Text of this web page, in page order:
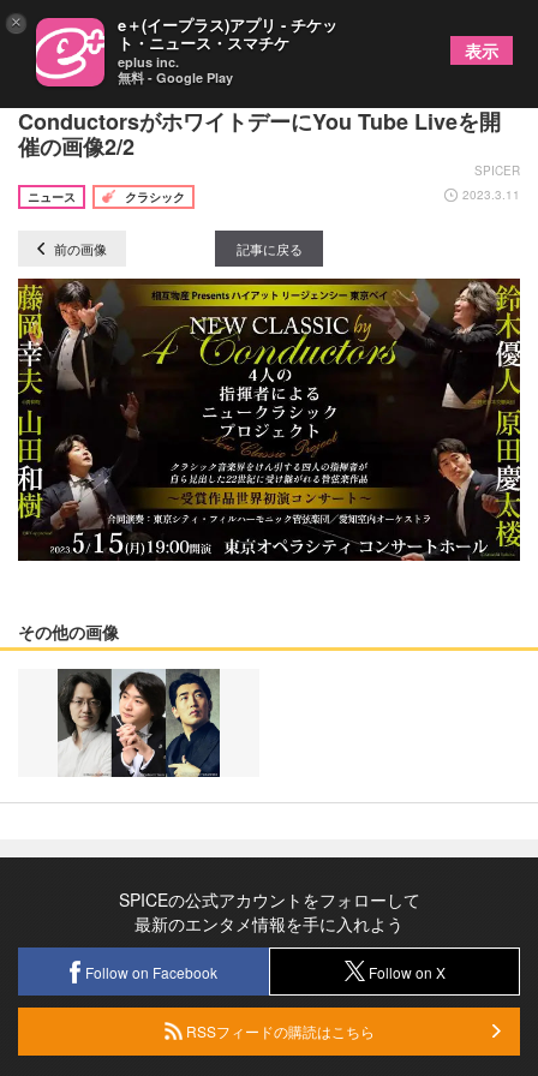
鈴木優人・山田和樹・原田慶太楼、The Three
ConductorsがホワイトデーにYou Tube Liveを開
催の画像2/2
SPICER
ニュース
クラシック 2023.3.11
前の画像 記事に戻る
その他の画像
SPICEの公式アカウントをフォローして
最新のエンタメ情報を手に入れよう
Follow on Facebook Follow on X
RSSフィードの購読はこちら
× e＋(イープラス)アプリ - チケッ
ト・ニュース・スマチケ
eplus inc.
無料 - Google Play
表示